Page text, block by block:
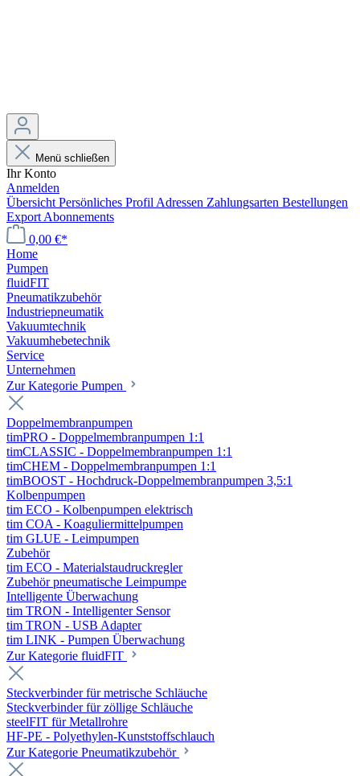
Menü schließen
Ihr Konto
Anmelden
Übersicht Persönliches Profil Adressen Zahlungsarten Bestellungen
Export Abonnements
0,00 €*
Home
Pumpen
fluidFIT
Pneumatikzubehör
Industriepneumatik
Vakuumtechnik
Vakuumhebetechnik
Service
Unternehmen
Zur Kategorie Pumpen
Doppelmembranpumpen
timPRO - Doppelmembranpumpen 1:1
timCLASSIC - Doppelmembranpumpen 1:1
timCHEM - Doppelmembranpumpen 1:1
timBOOST - Hochdruck-Doppelmembranpumpen 3,5:1
Kolbenpumpen
tim ECO - Kolbenpumpen elektrisch
tim COA - Koaguliermittelpumpen
tim GLUE - Leimpumpen
Zubehör
tim ECO - Materialstaudruckregler
Zubehör pneumatische Leimpumpe
Intelligente Überwachung
tim TRON - Intelligenter Sensor
tim TRON - USB Adapter
tim LINK - Pumpen Überwachung
Zur Kategorie fluidFIT
Steckverbinder für metrische Schläuche
Steckverbinder für zöllige Schläuche
steelFIT für Metallrohre
HF-PE - Polyethylen-Kunststoffschlauch
Zur Kategorie Pneumatikzubehör